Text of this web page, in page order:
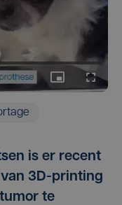
is er recent
3D-printing
te